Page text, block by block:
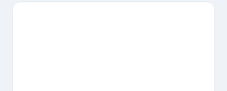
hacer actividades en el área. ¿Viajas con niños? No te pierdas